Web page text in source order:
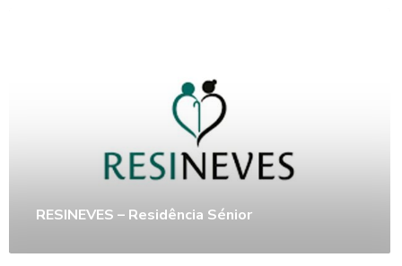
RESINEVES – Residência Sénior